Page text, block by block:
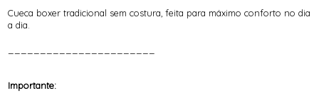
Cueca boxer tradicional sem costura, feita para máximo conforto no dia
a dia.
Importante: